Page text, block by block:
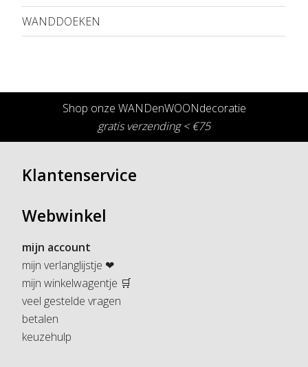
WANDDOEKEN
Shop onze WANDenWOONdecoratie
gratis verzending < €75
Klantenservice
Webwinkel
mijn account
mijn verlanglijstje ❤
mijn winkelwagentje 🛒
veel gestelde vragen
betalen
keuzehulp